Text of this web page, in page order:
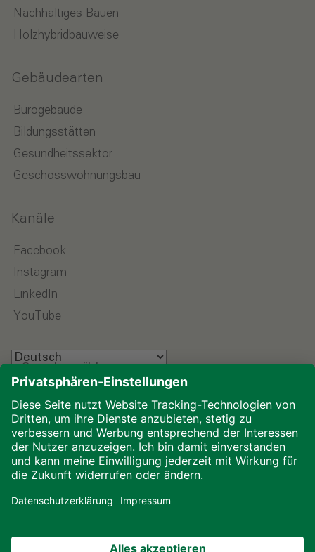
Nachhaltiges Bauen
Holzhybridbauweise
Gebäudearten
Bürogebäude
Bildungsstätten
Gesundheitssektor
Geschosswohnungsbau
Kanäle
Facebook
Instagram
LinkedIn
YouTube
Impressum
Datenschutz
Downloads